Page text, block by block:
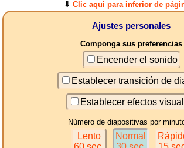
⇓ Clic aqui para inferior de
Ajustes personales
Componga sus preferencias
Encender el sonido
Establecer transición de
Establecer efectos
Número de diapositivas por
Lento
Normal